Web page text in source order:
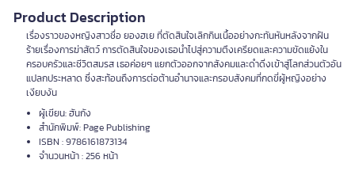
Product Description
เรื่องราวของหญิงสาวชื่อ ยองฮเย ที่ตัดสินใจเลิกกินเนื้ออย่างกะทันหันหลังจากฝัน
ร้ายเรื่องการฆ่าสัตว์ การตัดสินใจของเธอนำไปสู่ความตึงเครียดและความขัดแย้งใน
ครอบครัวและชีวิตสมรส เธอค่อยๆ แยกตัวออกจากสังคมและดำดิ่งเข้าสู่โลกส่วนตัวอัน
แปลกประหลาด ซึ่งสะท้อนถึงการต่อต้านอำนาจและกรอบสังคมที่กดขี่ผู้หญิงอย่าง
เงียบงัน
ผู้เขียน: ฮันกัง
สำนักพิมพ์: Page Publishing
ISBN : 9786161873134
จำนวนหน้า : 256 หน้า